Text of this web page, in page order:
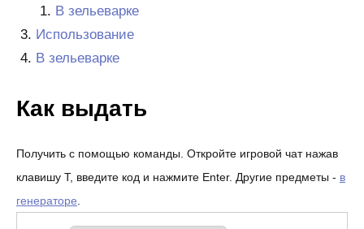
В зельеварке
Использование
В зельеварке
Как выдать
Получить с помощью команды. Откройте игровой чат нажав
клавишу T, введите код и нажмите Enter. Другие предметы - в
генераторе.